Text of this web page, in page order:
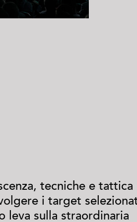
tecniche e
i target
leva sulla straordinaria